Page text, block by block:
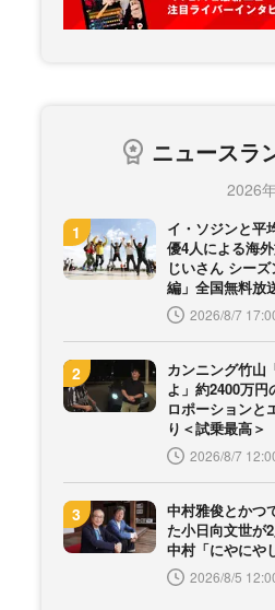
ニュースラ
2026
イ・ソジンと平
優4人による海
じいさん シー
編」全国無料放
2026/8/7
カンニング竹山
よ」約2400万円
ロポーションと
り＜試乗最高＞
2026/8/7
中村雅俊とかつ
た小日向文世が
中村「にやにや
2026/8/5